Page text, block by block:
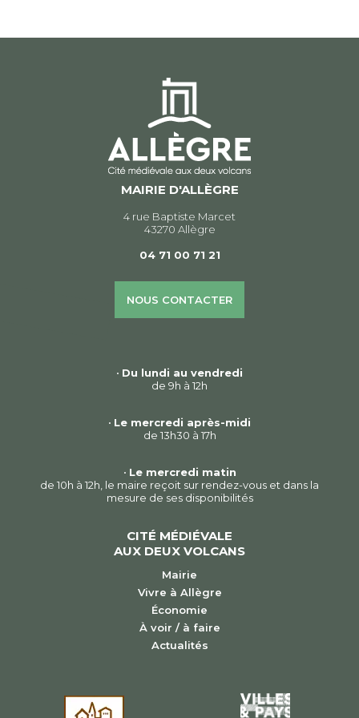
l’article
MAIRIE D'ALLÈGRE
4 rue Baptiste Marcet
43270 Allègre
04 71 00 71 21
NOUS CONTACTER
• Du lundi au vendredi
de 9h à 12h
• Le mercredi après-midi
de 13h30 à 17h
• Le mercredi matin
de 10h à 12h, le maire reçoit sur rendez-vous et dans la
mesure de ses disponibilités
CITÉ MÉDIÉVALE
AUX DEUX VOLCANS
Mairie
Vivre à Allègre
Économie
À voir / à faire
Actualités